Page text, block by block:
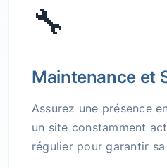
🔧
Maintenance et
Assurez une présence
un site constamment
régulier pour garantir